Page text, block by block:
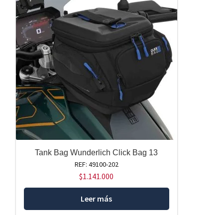
Tank Bag Wunderlich Click Bag 13
REF: 49100-202
$1.141.000
Leer más